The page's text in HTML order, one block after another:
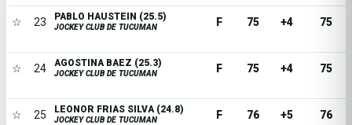
☆ 23 PABLO HAUSTEIN (25.5)
JOCKEY CLUB DE TUCUMAN F 75 +4 75
☆ 24 AGOSTINA BAEZ (25.3)
JOCKEY CLUB DE TUCUMAN F 75 +4 75
☆ 25 LEONOR FRIAS SILVA (24.8)
JOCKEY CLUB DE TUCUMAN F 76 +5 76